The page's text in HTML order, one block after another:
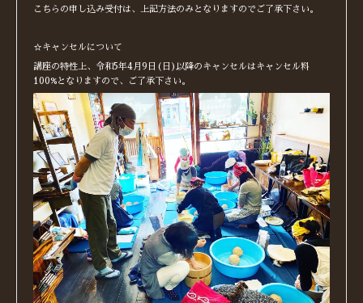
こちらの申し込み受付は、上記方法のみとなりますのでご了承下さい。
☆キャンセルについて
講座の特性上、令和5年4月9日(日)以降のキャンセルはキャンセル料
100%となりますので、ご了承下さい。